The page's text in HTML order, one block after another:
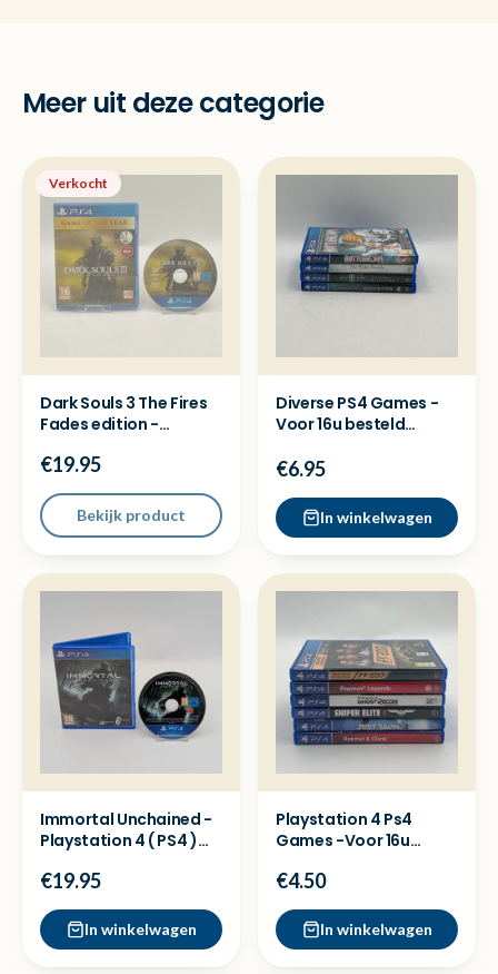
Meer uit deze categorie
Verkocht
Dark Souls 3 The Fires
Fades edition -
€19.95
Bekijk product
Diverse PS4 Games -
Voor 16u besteld
verzonden
€6.95
In winkelwagen
Immortal Unchained -
Playstation 4 ( PS4 )
€19.95
In winkelwagen
Playstation 4 Ps4
Games -Voor 16u
verz
€4.50
In winkelwagen